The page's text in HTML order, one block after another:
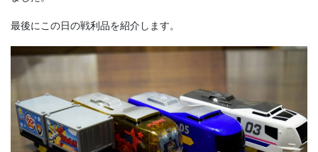
最後にこの日の戦利品を紹介します。